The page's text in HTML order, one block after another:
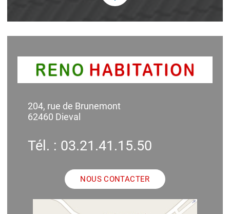
204, rue de Brunemont
62460 Dieval
Tél. : 03.21.41.15.50
NOUS CONTACTER